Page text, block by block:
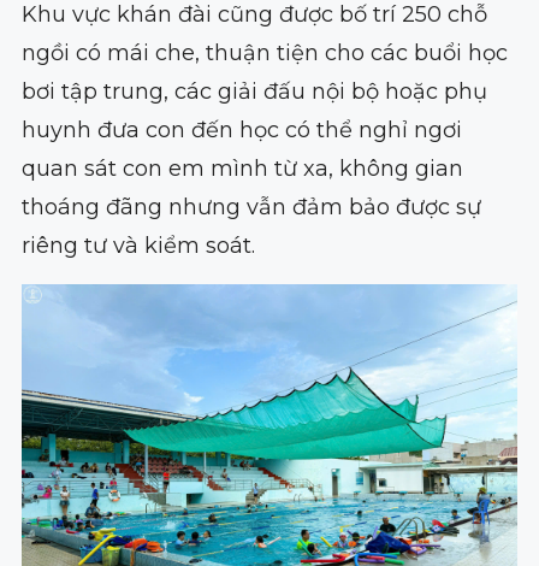
Khu vực khán đài cũng được bố trí 250 chỗ
ngồi có mái che, thuận tiện cho các buổi học
bơi tập trung, các giải đấu nội bộ hoặc phụ
huynh đưa con đến học có thể nghỉ ngơi
quan sát con em mình từ xa, không gian
thoáng đãng nhưng vẫn đảm bảo được sự
riêng tư và kiểm soát.